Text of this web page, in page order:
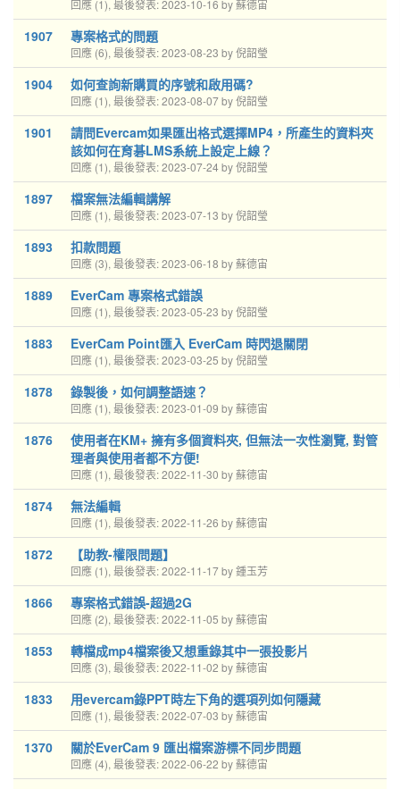
回應 (1), 最後發表: 2023-10-16 by 蘇德宙
1907 專案格式的問題
回應 (6), 最後發表: 2023-08-23 by 倪韶瑩
1904 如何查詢新購買的序號和啟用碼?
回應 (1), 最後發表: 2023-08-07 by 倪韶瑩
1901
請問Evercam如果匯出格式選擇MP4，所產生的資料夾
該如何在育碁LMS系統上設定上線？
回應 (1), 最後發表: 2023-07-24 by 倪韶瑩
1897 檔案無法編輯講解
回應 (1), 最後發表: 2023-07-13 by 倪韶瑩
1893 扣款問題
回應 (3), 最後發表: 2023-06-18 by 蘇德宙
1889 EverCam 專案格式錯誤
回應 (1), 最後發表: 2023-05-23 by 倪韶瑩
1883 EverCam Point匯入 EverCam 時閃退關閉
回應 (1), 最後發表: 2023-03-25 by 倪韶瑩
1878 錄製後，如何調整語速？
回應 (1), 最後發表: 2023-01-09 by 蘇德宙
1876
使用者在KM+ 擁有多個資料夾, 但無法一次性瀏覽, 對管
理者與使用者都不方便!
回應 (1), 最後發表: 2022-11-30 by 蘇德宙
1874 無法編輯
回應 (1), 最後發表: 2022-11-26 by 蘇德宙
1872 【助教-權限問題】
回應 (1), 最後發表: 2022-11-17 by 鍾玉芳
1866 專案格式錯誤-超過2G
回應 (2), 最後發表: 2022-11-05 by 蘇德宙
1853 轉檔成mp4檔案後又想重錄其中一張投影片
回應 (3), 最後發表: 2022-11-02 by 蘇德宙
1833 用evercam錄PPT時左下角的選項列如何隱藏
回應 (1), 最後發表: 2022-07-03 by 蘇德宙
1370 關於EverCam 9 匯出檔案游標不同步問題
回應 (4), 最後發表: 2022-06-22 by 蘇德宙